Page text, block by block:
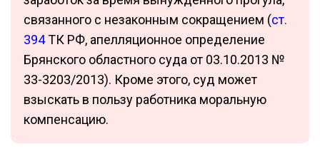
связанного с незаконным сокращением (ст.
394ТК РФ, апелляционное определение
Брянского областного суда от 03.10.2013 №
33-3203/2013). Кроме этого, суд может
взыскать в пользу работника моральную
компенсацию.